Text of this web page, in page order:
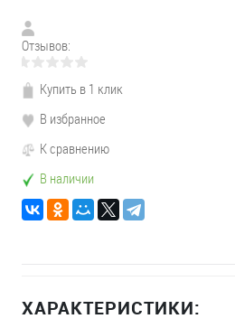
Отзывов:
Купить в 1 клик
В избранное
К сравнению
В наличии
ХАРАКТЕРИСТИКИ: